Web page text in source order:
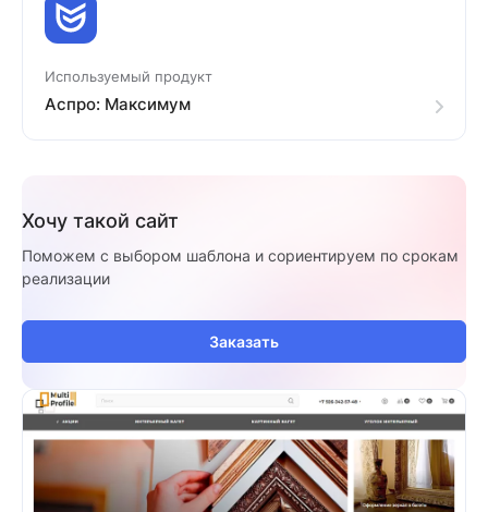
Используемый продукт
Аспро: Максимум
Хочу такой сайт
Поможем с выбором шаблона и сориентируем по срокам
реализации
Заказать